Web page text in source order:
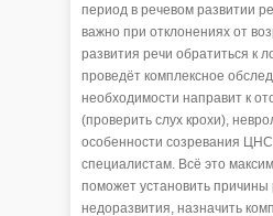
период в речевом развитии
важно при отклонениях от
развития речи обратиться к
проведёт комплексное
необходимости направит к
(проверить слух крохи),
особенности созревания
специалистам. Всё это
поможет установить причины
недоразвития, назначить